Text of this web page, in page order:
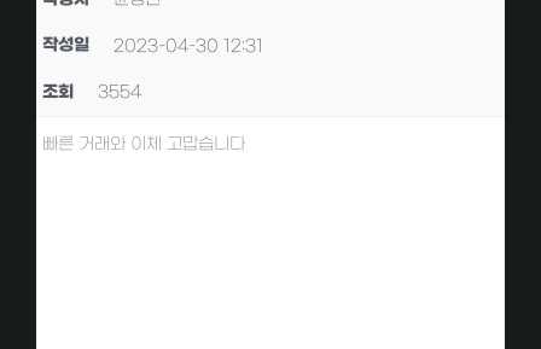
작성일 2023-04-30 12:31
조회 3554
빠른 거래와 이체 고맙습니다